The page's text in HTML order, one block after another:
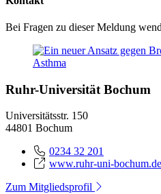
Bei Fragen zu dieser Meldung
Ruhr-Universität Bochum
Universitätsstr. 150
44801 Bochum
0234 32 201
www.ruhr-uni-bochum.de
Zum Mitgliedsprofil